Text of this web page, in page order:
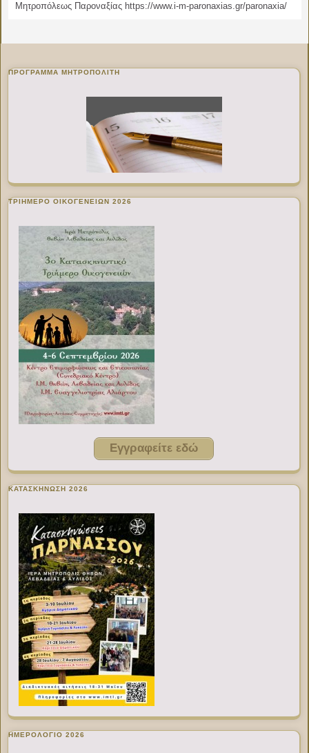
Μητροπόλεως Παροναξίας https://www.i-m-paronaxias.gr/paronaxia/
ΠΡΌΓΡΑΜΜΑ ΜΗΤΡΟΠΟΛΊΤΗ
ΤΡΙΗΜΕΡΟ ΟΙΚΟΓΕΝΕΙΩΝ 2026
Εγγραφείτε εδώ
ΚΑΤΑΣΚΗΝΩΣΗ 2026
ΗΜΕΡΟΛΟΓΙΟ 2026